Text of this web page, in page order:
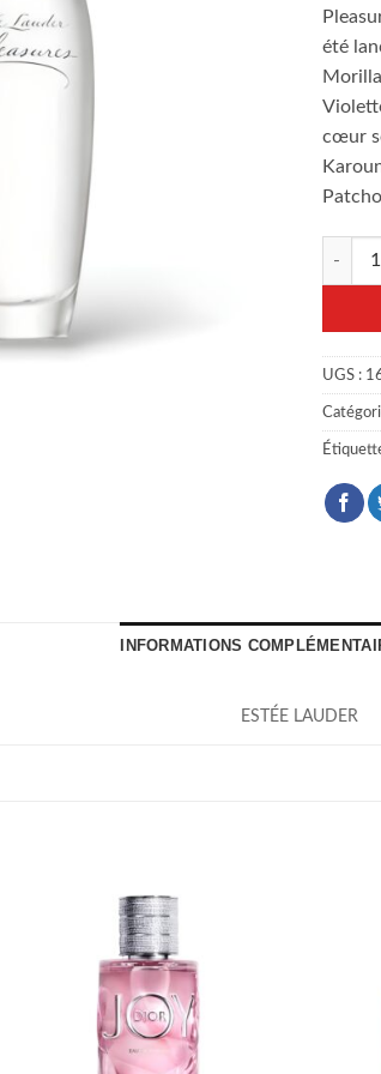
été
cœur
UGS :
INFORMATIONS
ESTÉE LAUDER